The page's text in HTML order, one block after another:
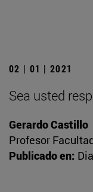
02 | 01 | 2021
Sea usted
Gerardo Castillo
Profesor
Publicado en: